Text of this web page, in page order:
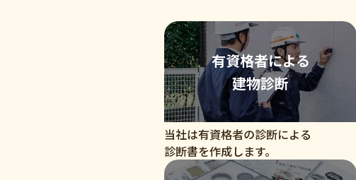
有資格者による
建物診断
当社は有資格者の診断による
診断書を作成します。